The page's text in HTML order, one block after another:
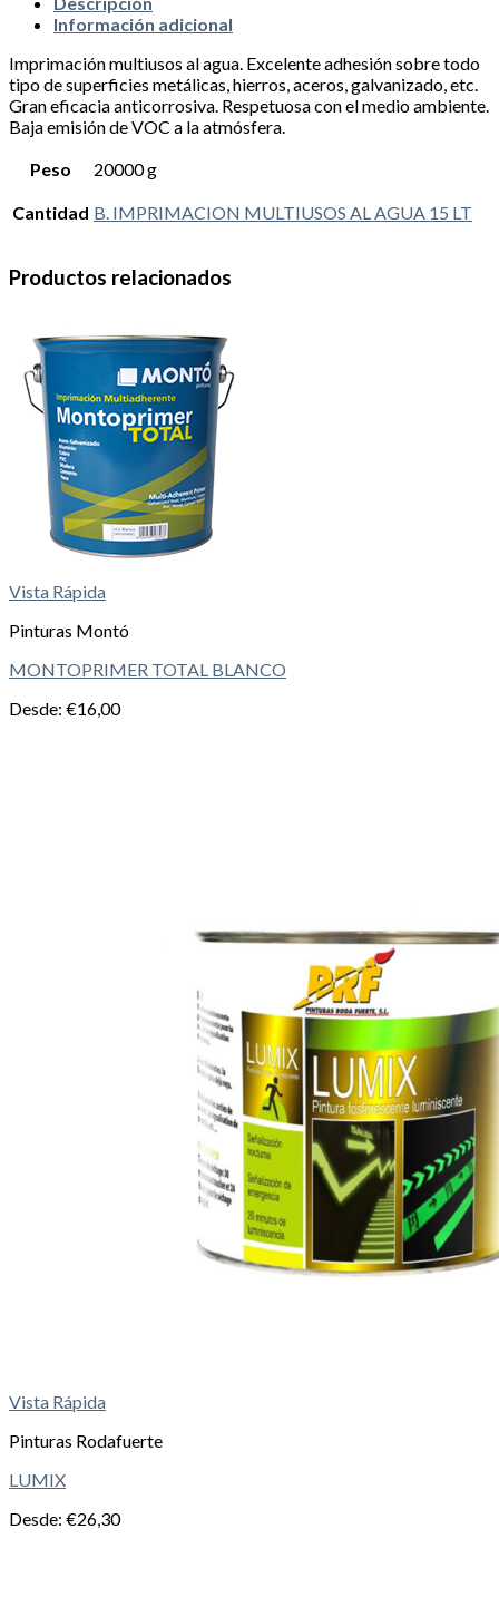
Información adicional
Imprimación multiusos al agua. Excelente adhesión sobre todo
tipo de superficies metálicas, hierros, aceros, galvanizado, etc.
Gran eficacia anticorrosiva. Respetuosa con el medio ambiente.
Baja emisión de VOC a la atmósfera.
Peso
20000 g
Cantidad B. IMPRIMACION MULTIUSOS AL AGUA 15 LT
Productos relacionados
Vista Rápida
Pinturas Montó
MONTOPRIMER TOTAL BLANCO
Desde: €16,00
Vista Rápida
Pinturas Rodafuerte
LUMIX
Desde: €26,30